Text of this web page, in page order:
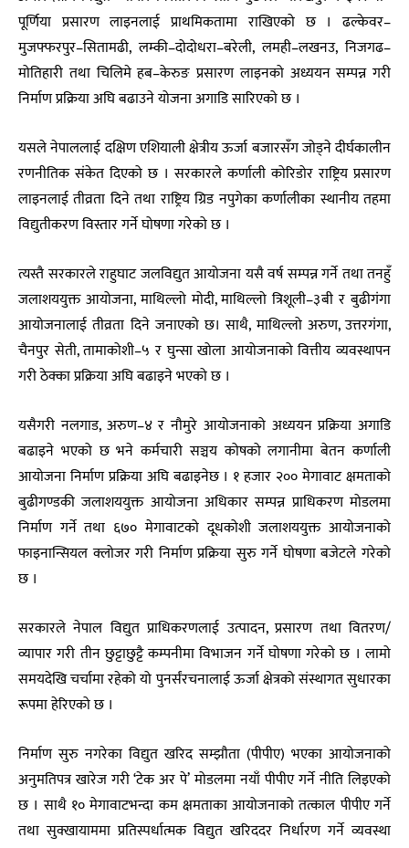
पूर्णिया प्रसारण लाइनलाई प्राथमिकतामा राखिएको छ । ढल्केवर–
मुजफ्फरपुर–सितामढी, लम्की–दोदोधरा–बरेली, लमही–लखनउ, निजगढ–
मोतिहारी तथा चिलिमे हब–केरुङ प्रसारण लाइनको अध्ययन सम्पन्न गरी
निर्माण प्रक्रिया अघि बढाउने योजना अगाडि सारिएको छ ।
यसले नेपाललाई दक्षिण एशियाली क्षेत्रीय ऊर्जा बजारसँग जोड्ने दीर्घकालीन
रणनीतिक संकेत दिएको छ । सरकारले कर्णाली कोरिडोर राष्ट्रिय प्रसारण
लाइनलाई तीव्रता दिने तथा राष्ट्रिय ग्रिड नपुगेका कर्णालीका स्थानीय तहमा
विद्युतीकरण विस्तार गर्ने घोषणा गरेको छ ।
त्यस्तै सरकारले राहुघाट जलविद्युत आयोजना यसै वर्ष सम्पन्न गर्ने तथा तनहुँ
जलाशययुक्त आयोजना, माथिल्लो मोदी, माथिल्लो त्रिशूली–३बी र बुढीगंगा
आयोजनालाई तीव्रता दिने जनाएको छ। साथै, माथिल्लो अरुण, उत्तरगंगा,
चैनपुर सेती, तामाकोशी–५ र घुन्सा खोला आयोजनाको वित्तीय व्यवस्थापन
गरी ठेक्का प्रक्रिया अघि बढाइने भएको छ ।
यसैगरी नलगाड, अरुण–४ र नौमुरे आयोजनाको अध्ययन प्रक्रिया अगाडि
बढाइने भएको छ भने कर्मचारी सञ्चय कोषको लगानीमा बेतन कर्णाली
आयोजना निर्माण प्रक्रिया अघि बढाइनेछ । १ हजार २०० मेगावाट क्षमताको
बुढीगण्डकी जलाशययुक्त आयोजना अधिकार सम्पन्न प्राधिकरण मोडलमा
निर्माण गर्ने तथा ६७० मेगावाटको दूधकोशी जलाशययुक्त आयोजनाको
फाइनान्सियल क्लोजर गरी निर्माण प्रक्रिया सुरु गर्ने घोषणा बजेटले गरेको
छ ।
सरकारले नेपाल विद्युत प्राधिकरणलाई उत्पादन, प्रसारण तथा वितरण/
व्यापार गरी तीन छुट्टाछुट्टै कम्पनीमा विभाजन गर्ने घोषणा गरेको छ । लामो
समयदेखि चर्चामा रहेको यो पुनर्संरचनालाई ऊर्जा क्षेत्रको संस्थागत सुधारका
रूपमा हेरिएको छ ।
निर्माण सुरु नगरेका विद्युत खरिद सम्झौता (पीपीए) भएका आयोजनाको
अनुमतिपत्र खारेज गरी ‘टेक अर पे’ मोडलमा नयाँ पीपीए गर्ने नीति लिइएको
छ । साथै १० मेगावाटभन्दा कम क्षमताका आयोजनाको तत्काल पीपीए गर्ने
तथा सुक्खायाममा प्रतिस्पर्धात्मक विद्युत खरिददर निर्धारण गर्ने व्यवस्था